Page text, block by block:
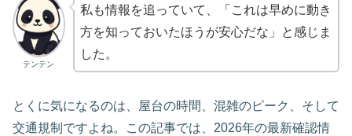
テンテン
私も情報を追っていて、「これは早めに動き
方を知っておいたほうが安心だな」と感じま
した。
とくに気になるのは、屋台の時間、混雑のピーク、そして
交通規制ですよね。この記事では、2026年の最新確認情